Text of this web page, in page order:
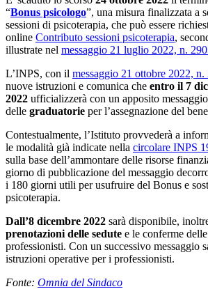
“Bonus psicologo”, una misura finalizzata a
sessioni di psicoterapia, che può essere
online Contributo sessioni psicoterapia,
illustrate nel messaggio 21 luglio 2022, n.
L’INPS, con il messaggio 21 ottobre 2022, n.
nuove istruzioni e comunica che entro il 7
2022 ufficializzerà con un apposito
delle graduatorie per l’assegnazione del
Contestualmente, l’Istituto provvederà a
le modalità già indicate nella circolare INPS
sulla base dell’ammontare delle risorse
giorno di pubblicazione del messaggio
i 180 giorni utili per usufruire del Bonus e
psicoterapia.
Dall’8 dicembre 2022 sarà disponibile,
prenotazioni delle sedute e le conferme
professionisti. Con un successivo messaggio
istruzioni operative per i professionisti.
Fonte: Omnia del Sindaco